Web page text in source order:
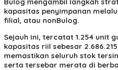
kapasitas penyimpanan
filial, atau nonBulog.
Sejauh ini, tercatat 1.254 unit
kapasitas riil sebesar
memastikan seluruh stok
serta tersebar merata di